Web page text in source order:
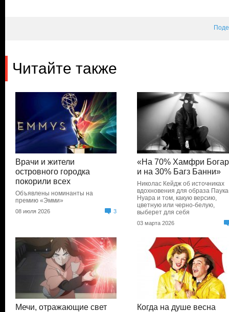
Читайте также
Врачи и жители
островного городка
покорили всех
Объявлены номинанты на
премию «Эмми»
08 июля 2026 3
«На 70% Хамфри
и на 30% Багз Банни»
Николас Кейдж об источниках
вдохновения для образа
Нуара и том, какую версию,
цветную или черно-белую,
выберет для себя
03 марта 2026
Мечи, отражающие свет
Когда на душе весна